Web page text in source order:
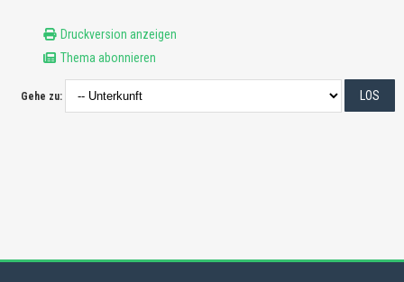
Druckversion anzeigen
Thema abonnieren
Gehe zu: